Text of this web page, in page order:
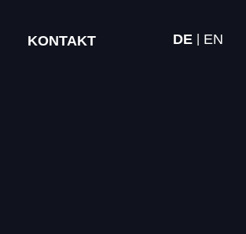
KONTAKT DE EN